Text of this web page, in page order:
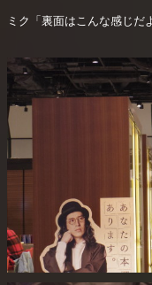
ミク「裏面はこんな感じだ